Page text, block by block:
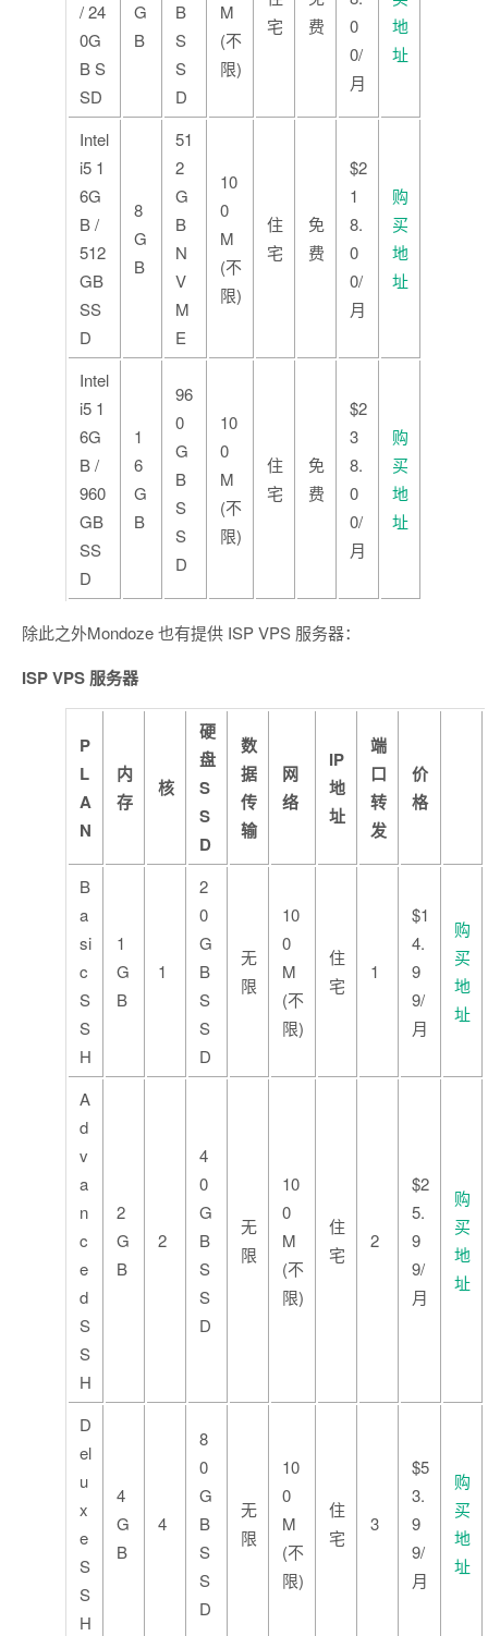
/ 24
0G
B S
SD
G
B
B
S
S
D
M
(不
限)
宅
费
0
0/
月
地
址
Intel
i5 1
6G
B /
512
GB
SS
D
8
G
B
51
2
G
B
N
V
M
E
10
0
M
(不
限)
住
宅
免
费
$2
1
8.
0
0/
月
购
买
地
址
Intel
i5 1
6G
B /
960
GB
SS
D
1
6
G
B
96
0
G
B
S
S
D
10
0
M
(不
限)
住
宅
免
费
$2
3
8.
0
0/
月
购
买
地
址
除此之外Mondoze 也有提供 ISP VPS 服务器：
ISP VPS 服务器
P
L
A
N
内
存
核
硬
盘
S
S
D
数
据
传
输
网
络
IP
地
址
端
口
转
发
价
格
B
a
si
c
S
S
H
1
G
B
1
2
0
G
B
S
S
D
无
限
10
0
M
(不
限)
住
宅
1
$1
4.
9
9/
月
购
买
地
址
A
d
v
a
n
c
e
d
S
S
H
2
G
B
2
4
0
G
B
S
S
D
无
限
10
0
M
(不
限)
住
宅
2
$2
5.
9
9/
月
购
买
地
址
D
el
u
x
e
S
S
H
4
G
B
4
8
0
G
B
S
S
D
无
限
10
0
M
(不
限)
住
宅
3
$5
3.
9
9/
月
购
买
地
址